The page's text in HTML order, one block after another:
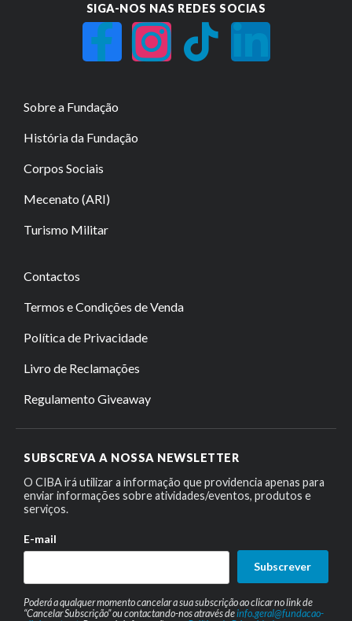
SIGA-NOS NAS REDES SOCIAS
Sobre a Fundação
História da Fundação
Corpos Sociais
Mecenato (ARI)
Turismo Militar
Contactos
Termos e Condições de Venda
Política de Privacidade
Livro de Reclamações
Regulamento Giveaway
SUBSCREVA A NOSSA NEWSLETTER
O CIBA irá utilizar a informação que providencia apenas para
enviar informações sobre atividades/eventos, produtos e
serviços.
E-mail
Subscrever
Poderá a qualquer momento cancelar a sua subscrição ao clicar no link de
“Cancelar Subscrição” ou contactando-nos através deinfo.geral@fundacao-